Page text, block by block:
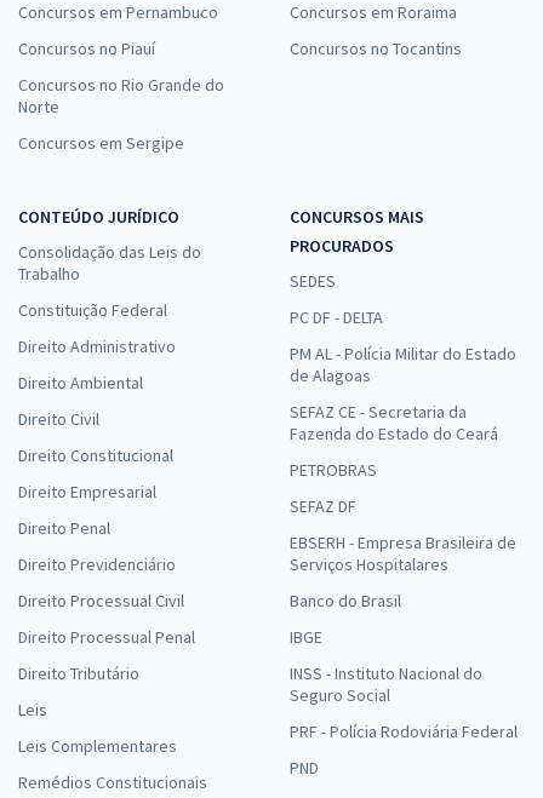
Concursos em Pernambuco
Concursos no Piauí
Concursos no Rio Grande do
Norte
Concursos em Sergipe
Concursos em Roraima
Concursos no Tocantins
CONTEÚDO JURÍDICO
Consolidação das Leis do
Trabalho
Constituição Federal
Direito Administrativo
Direito Ambiental
Direito Civil
Direito Constitucional
Direito Empresarial
Direito Penal
Direito Previdenciário
Direito Processual Civil
Direito Processual Penal
Direito Tributário
Leis
Leis Complementares
Remédios Constitucionais
CONCURSOS MAIS
PROCURADOS
SEDES
PC DF - DELTA
PM AL - Polícia Militar do Estado
de Alagoas
SEFAZ CE - Secretaria da
Fazenda do Estado do Ceará
PETROBRAS
SEFAZ DF
EBSERH - Empresa Brasileira de
Serviços Hospitalares
Banco do Brasil
IBGE
INSS - Instituto Nacional do
Seguro Social
PRF - Polícia Rodoviária Federal
PND